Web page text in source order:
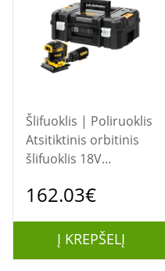
Šlifuoklis | Poliruoklis
Atsitiktinis orbitinis
šlifuoklis 18V
13500 OPM Juoda,
162.03€
Į KREPŠELĮ